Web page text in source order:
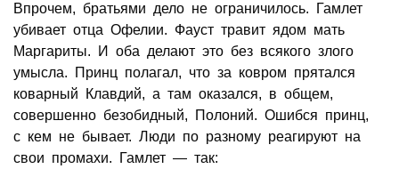
Впрочем, братьями дело не ограничилось. Гамлет
убивает отца Офелии. Фауст травит ядом мать
Маргариты. И оба делают это без всякого злого
умысла. Принц полагал, что за ковром прятался
коварный Клавдий, а там оказался, в общем,
совершенно безобидный, Полоний. Ошибся принц,
с кем не бывает. Люди по разному реагируют на
свои промахи. Гамлет — так: